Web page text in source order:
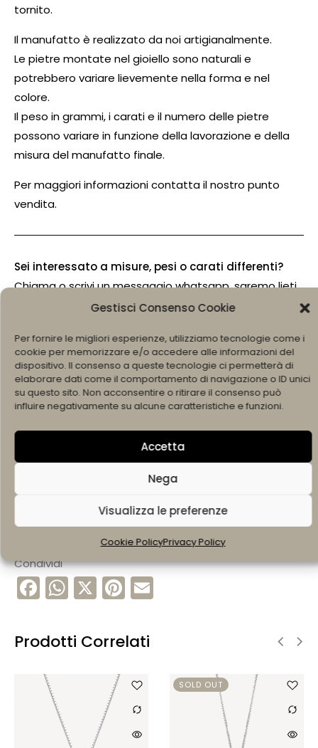
Gestisci Consenso Cookie
Per fornire le migliori esperienze, utilizziamo tecnologie come i
cookie per memorizzare e/o accedere alle informazioni del
dispositivo. Il consenso a queste tecnologie ci permetterà di
elaborare dati come il comportamento di navigazione o ID unici
su questo sito. Non acconsentire o ritirare il consenso può
influire negativamente su alcune caratteristiche e funzioni.
Accetta
Nega
Visualizza le preferenze
Cookie PolicyPrivacy Policy
tornito.
Il manufatto è realizzato da noi artigianalmente.
Le pietre montate nel gioiello sono naturali e
potrebbero variare lievemente nella forma e nel
colore.
Il peso in grammi, i carati e il numero delle pietre
possono variare in funzione della lavorazione e della
misura del manufatto finale.
Per maggiori informazioni contatta il nostro punto
vendita.
Sei interessato a misure, pesi o carati differenti?
Chiama o scrivi un messaggio whatsapp, saremo lieti
di poterti accontentare.
Il gioiello rappresentato nella foto potrebbe essere
indicativo e leggermente differente nelle
caratteristiche generali e nei colori rispetto al
prodotto al momento disponibile per la vendita.
950,00€
016001COL
BRAND: Siracusano Gioielli
Condividi
F
a
c
e
b
o
W
h
a
ts
X Pi
nt
er
e
st
Prodotti Correlati
SOLD OUT